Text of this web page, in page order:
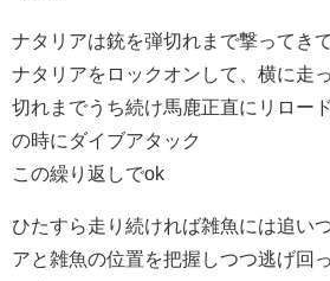
ナタリアは銃を弾切れまで撃ってき
ナタリアをロックオンして、横に走
切れまでうち続け馬鹿正直にリロー
の時にダイブアタック
この繰り返しでok
ひたすら走り続ければ雑魚には追い
アと雑魚の位置を把握しつつ逃げ回